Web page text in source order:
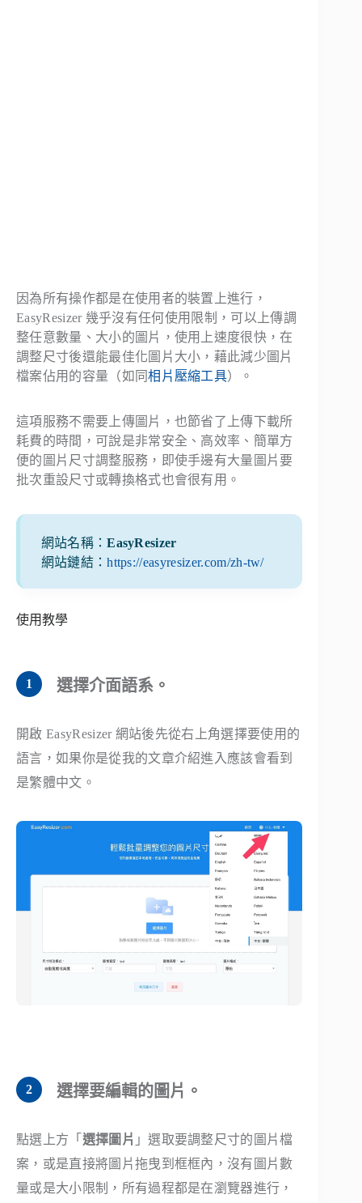
因為所有操作都是在使用者的裝置上進行，
EasyResizer 幾乎沒有任何使用限制，可以上傳調
整任意數量、大小的圖片，使用上速度很快，在
調整尺寸後還能最佳化圖片大小，藉此減少圖片
檔案佔用的容量（如同相片壓縮工具）。
這項服務不需要上傳圖片，也節省了上傳下載所
耗費的時間，可說是非常安全、高效率、簡單方
便的圖片尺寸調整服務，即使手邊有大量圖片要
批次重設尺寸或轉換格式也會很有用。
網站名稱：EasyResizer
網站鏈結：https://easyresizer.com/zh-tw/
使用教學
選擇介面語系。
開啟 EasyResizer 網站後先從右上角選擇要使用的
語言，如果你是從我的文章介紹進入應該會看到
是繁體中文。
選擇要編輯的圖片。
點選上方「 選擇圖片 」選取要調整尺寸的圖片檔
案，或是直接將圖片拖曳到框框內，沒有圖片數
量或是大小限制，所有過程都是在瀏覽器進行，